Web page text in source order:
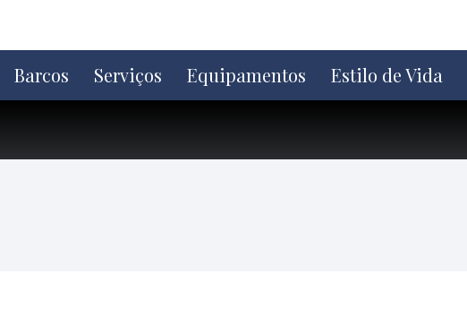
o
conteúdo
Barcos Serviços Equipamentos Estilo de Vida